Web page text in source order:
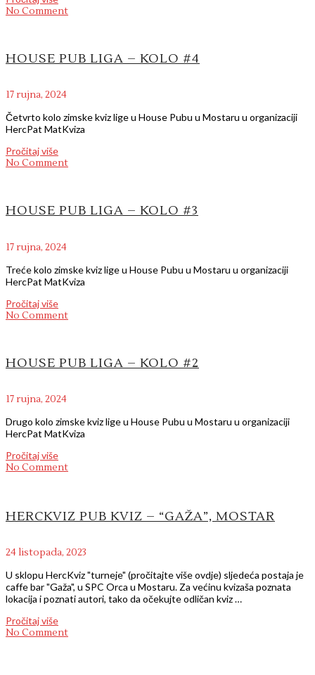
No Comment
HOUSE PUB LIGA – KOLO #4
17 rujna, 2024
Četvrto kolo zimske kviz lige u House Pubu u Mostaru u organizaciji
HercPat MatKviza
Pročitaj više
No Comment
HOUSE PUB LIGA – KOLO #3
17 rujna, 2024
Treće kolo zimske kviz lige u House Pubu u Mostaru u organizaciji
HercPat MatKviza
Pročitaj više
No Comment
HOUSE PUB LIGA – KOLO #2
17 rujna, 2024
Drugo kolo zimske kviz lige u House Pubu u Mostaru u organizaciji
HercPat MatKviza
Pročitaj više
No Comment
HERCKVIZ PUB KVIZ – “GAŽA”, MOSTAR
24 listopada, 2023
U sklopu HercKviz "turneje" (pročitajte više ovdje) sljedeća postaja je
caffe bar "Gaža", u SPC Orca u Mostaru. Za većinu kvizaša poznata
lokacija i poznati autori, tako da očekujte odličan kviz …
Pročitaj više
No Comment